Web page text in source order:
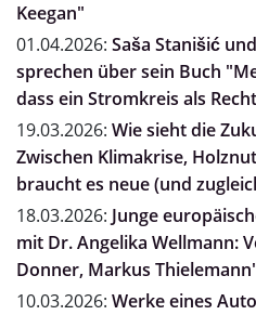
Keegan"
01.04.2026: Saša Stanišić
sprechen über sein Buch
dass ein Stromkreis als
19.03.2026: Wie sieht die
Zwischen Klimakrise,
braucht es neue (und
18.03.2026: Junge
mit Dr. Angelika Wellmann:
Donner, Markus
10.03.2026: Werke eines